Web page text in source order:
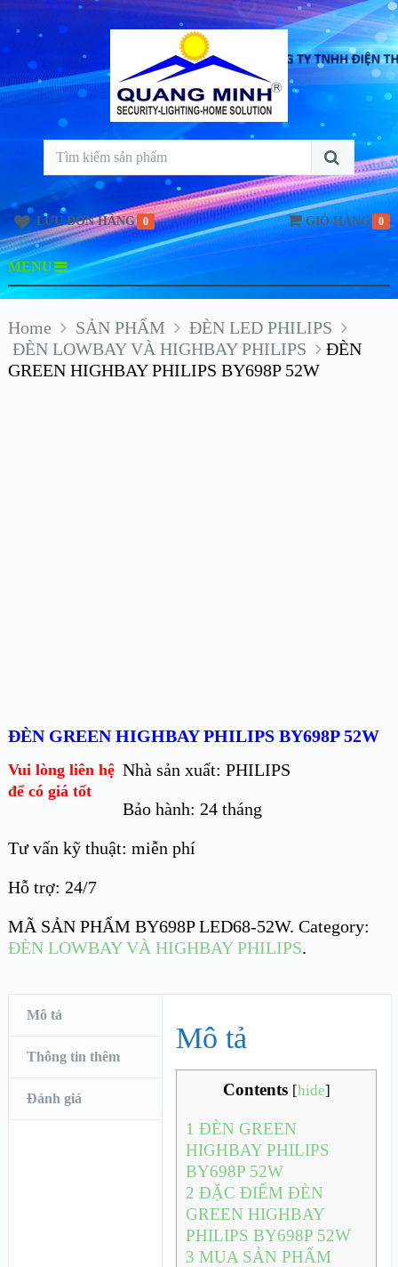
LƯU ĐƠN HÀNG 0 GIỎ HÀNG 0
MENU
Home SẢN PHẨM
ĐÈN LED PHILIPS
ĐÈN LOWBAY VÀ HIGHBAY PHILIPS
ĐÈN
GREEN HIGHBAY PHILIPS BY698P 52W
ĐÈN GREEN HIGHBAY PHILIPS BY698P 52W
Vui lòng liên hệ
để có giá tốt
Nhà sản xuất: PHILIPS
Bảo hành: 24 tháng
Tư vấn kỹ thuật: miễn phí
Hỗ trợ: 24/7
MÃ SẢN PHẨM BY698P LED68-52W. Category:
ĐÈN LOWBAY VÀ HIGHBAY PHILIPS.
Mô tả
Thông tin thêm
Đánh giá
Mô tả
Contents [hide]
1 ĐÈN GREEN
HIGHBAY PHILIPS
BY698P 52W
2 ĐẶC ĐIỂM ĐÈN
GREEN HIGHBAY
PHILIPS BY698P 52W
3 MUA SẢN PHẨM